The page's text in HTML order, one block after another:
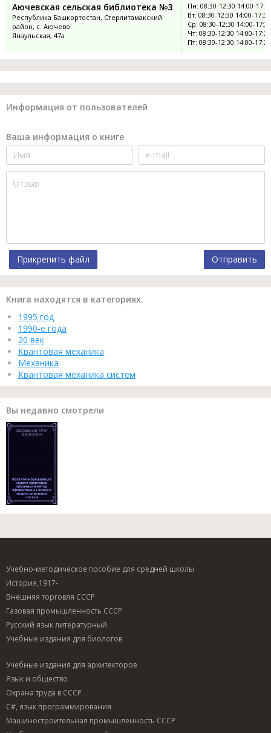
Аючевская сельская библиотека №3
Республика Башкортостан, Стерлитамакский
район, с. Аючево
Янаульская, 47а
Пн: 08:30-12:30 14:00-
Вт: 08:30-12:30 14:00-17:30
Ср: 08:30-12:30 14:00-17:30
Чт: 08:30-12:30 14:00-17:30
Пт: 08:30-12:30 14:00-17:30
Информация от пользователей
Ваша информация о книге
Прикрепить файл Отправить
Книга находятся в категориях.
1995 год
1990-е года
20 век
Квантовая механика
Механика
Квантовая механика систем
Вы недавно смотрели
Учебно-методическое пособие для средней школы
История,1917-
Внешняя торговля СССР
Газовая промышленность СССР
Русский язык литературный
Учебные издания для биологов
Учебные издания для архитекторов
Язык и общество
Охрана труда в СССР
C#, язык программирования
Машиностроительная промышленность СССР